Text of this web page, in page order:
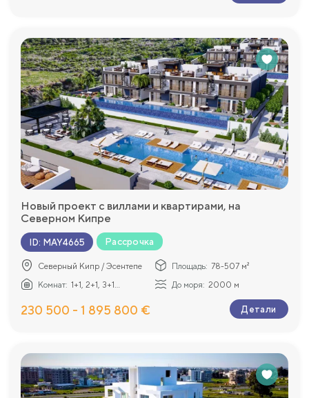
Новый проект с виллами и квартирами, на
Северном Кипре
ID: MAY4665 Рассрочка
Северный Кипр / Эсентепе Площадь: 78-507 м²
Комнат: 1+1, 2+1, 3+1... До моря: 2000 м
230 500 - 1 895 800 € Детали